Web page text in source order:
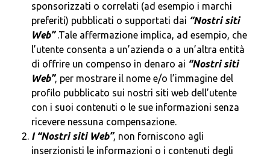
sponsorizzati o correlati (ad esempio i marchi
preferiti) pubblicati o supportati dai “Nostri siti
Web”.Tale affermazione implica, ad esempio, che
l’utente consenta a un’azienda o a un’altra entità
di offrire un compenso in denaro ai “Nostri siti
Web”, per mostrare il nome e/o l’immagine del
profilo pubblicato sui nostri siti web dell’utente
con i suoi contenuti o le sue informazioni senza
ricevere nessuna compensazione.
I “Nostri siti Web”, non forniscono agli
inserzionisti le informazioni o i contenuti degli